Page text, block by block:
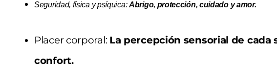
Seguridad, física y psíquica:Abrigo, protección, cuidado y amor.
Placer corporal: La percepción sensorial de
confort.